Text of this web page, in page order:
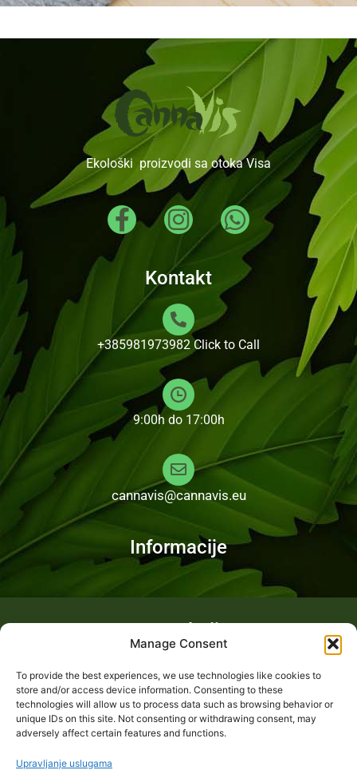
Manage Consent
To provide the best experiences, we use technologies like cookies to
store and/or access device information. Consenting to these
technologies will allow us to process data such as browsing behavior or
unique IDs on this site. Not consenting or withdrawing consent, may
adversely affect certain features and functions.
Upravljanje uslugama
Ekološki proizvodi sa otoka Visa
Kontakt
+385981973982 Click to Call
9:00h do 17:00h
cannavis@cannavis.eu
Informacije
Fotogalerija